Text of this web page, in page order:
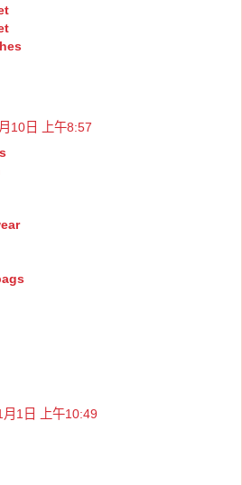
10日 上午8:57
月1日 上午10:49